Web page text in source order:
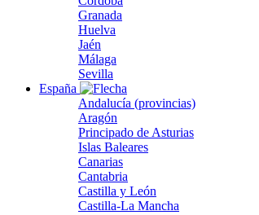
Granada
Huelva
Jaén
Málaga
Sevilla
España
Andalucía (provincias)
Aragón
Principado de Asturias
Islas Baleares
Canarias
Cantabria
Castilla y León
Castilla-La Mancha